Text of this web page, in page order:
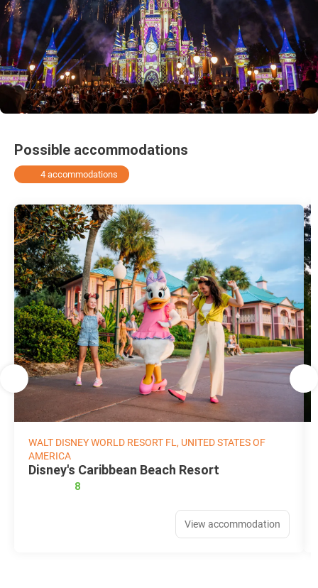
Possible accommodations
4 accommodations
WALT DISNEY WORLD RESORT FL, UNITED STATES OF
AMERICA
Disney's Caribbean Beach Resort
8
View accommodation